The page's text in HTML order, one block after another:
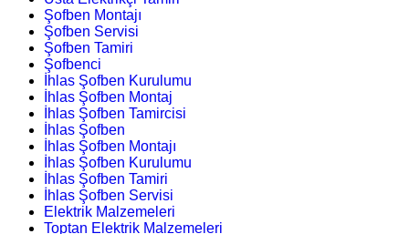
Şofben Montajı
Şofben Servisi
Şofben Tamiri
Şofbenci
İhlas Şofben Kurulumu
İhlas Şofben Montaj
İhlas Şofben Tamircisi
İhlas Şofben
İhlas Şofben Montajı
İhlas Şofben Kurulumu
İhlas Şofben Tamiri
İhlas Şofben Servisi
Elektrik Malzemeleri
Toptan Elektrik Malzemeleri